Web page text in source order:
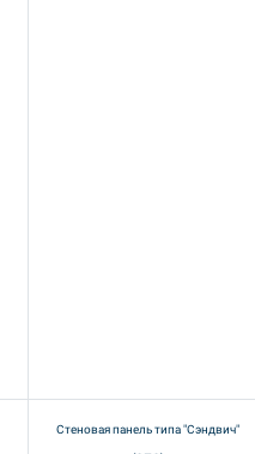
Стеновая панель типа "Сэндвич"